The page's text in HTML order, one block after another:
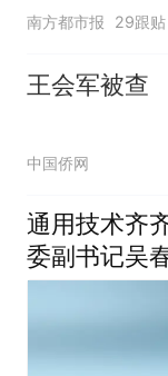
南方都市报 29跟贴
王会军被查
中国侨网
通用技术齐
委副书记吴